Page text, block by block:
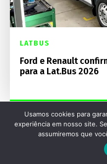
LATBUS
Ford e Renault
para a Lat.Bus 2026
Usamos cookies para
experiência em nosso site.
assumiremos que